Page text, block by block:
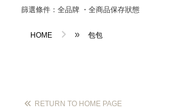
篩選條件：全品牌 ・全商品保存狀態
HOME » 包包
RETURN TO HOME PAGE